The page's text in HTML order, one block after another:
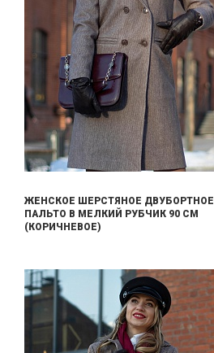
ЖЕНСКОЕ ШЕРСТЯНОЕ ДВУБОРТНОЕ
ПАЛЬТО В МЕЛКИЙ РУБЧИК 90 СМ
(КОРИЧНЕВОЕ)